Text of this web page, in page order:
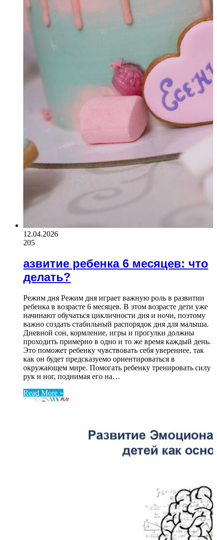
12.04.2026
205
азвитие ребенка 6 месяцев: что
делать?
Режим дня Режим дня играет важную роль в развитии
ребенка в возрасте 6 месяцев. В этом возрасте дети уже
начинают обучаться цикличности дня и ночи, поэтому
важно создать стабильный распорядок дня для малыша.
Дневной сон, кормление, игры и прогулки должны
проходить примерно в одно и то же время каждый день.
Это поможет ребенку чувствовать себя увереннее, так
как он будет предсказуемо ориентироваться в
окружающем мире. Помогать ребенку тренировать силу
рук и ног, поднимая его на…
Read More »